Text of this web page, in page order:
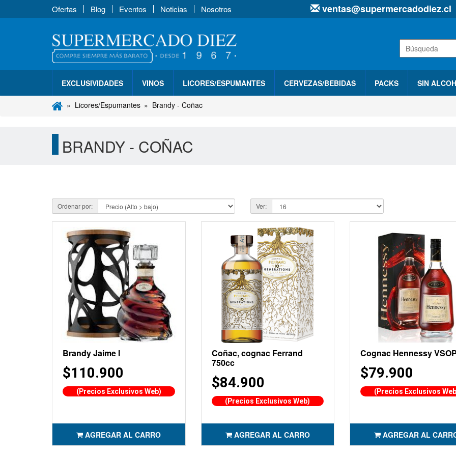
Ofertas Blog Eventos Noticias Nosotros ventas@supermercadodiez.cl
EXCLUSIVIDADES VINOS LICORES/ESPUMANTES CERVEZAS/BEBIDAS PACKS SIN
Licores/Espumantes Brandy - Coñac
BRANDY - COÑAC
Ordenar por: Ver:
Brandy Jaime I
$110.900
(Precios Exclusivos Web)
AGREGAR AL CARRO
Coñac, cognac Ferrand
750cc
$84.900
(Precios Exclusivos Web)
AGREGAR AL CARRO
Cognac Hennessy
$79.900
(Precios Exclusivos
AGREGAR AL